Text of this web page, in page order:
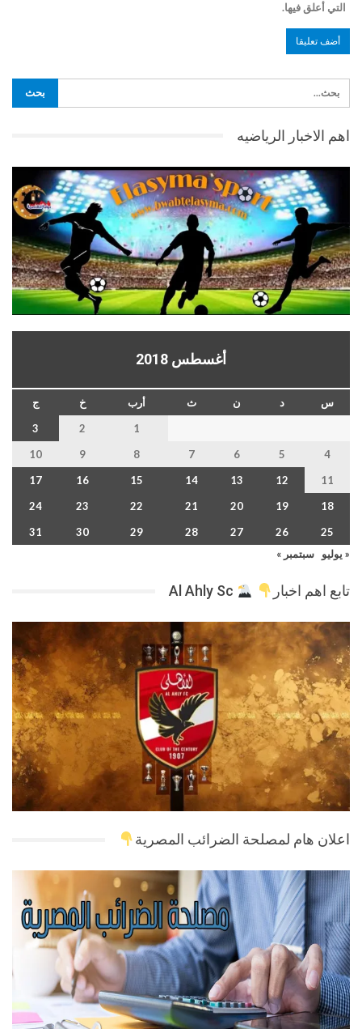
التي أعلق فيها.
اهم الاخبار الرياضيه
أغسطس 2018
س د ن ث أرب خ
ج
1
2
3
4
5
6
7
8
9
10
11
12
13
14
15
16
17
18
19
20
21
22
23
24
25
26
27
28
29
30
31
« يوليو
سبتمبر »
تابع اهم اخبار
اعلان هام لمصلحة الضرائب المصرية